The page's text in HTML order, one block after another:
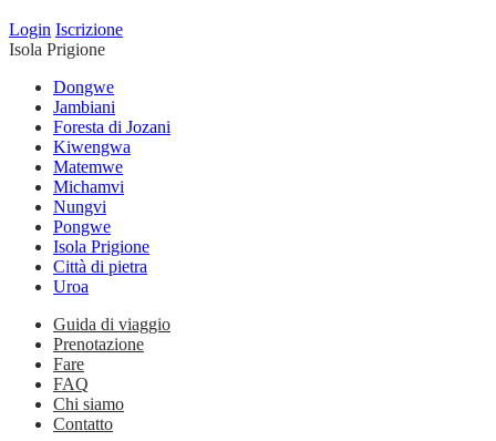
Login Iscrizione
Isola Prigione
Dongwe
Jambiani
Foresta di Jozani
Kiwengwa
Matemwe
Michamvi
Nungvi
Pongwe
Isola Prigione
Città di pietra
Uroa
Guida di viaggio
Prenotazione
Fare
FAQ
Chi siamo
Contatto